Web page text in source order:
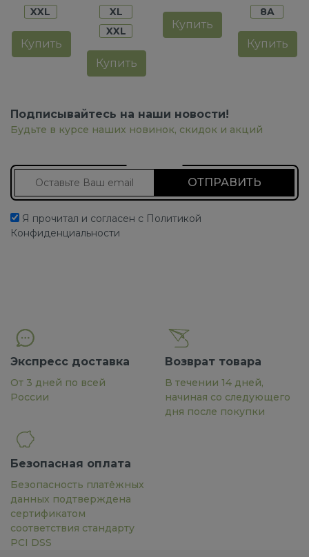
XXL
Купить
XL
XXL
Купить
Купить
8A
Купить
Подписывайтесь на наши новости!
Будьте в курсе наших новинок, скидок и акций
Я прочитал и согласен с Политикой
Конфиденциальности
Экспресс доставка
От 3 дней по всей
России
Возврат товара
В течении 14 дней,
начиная со следующего
дня после покупки
Безопасная оплата
Безопасность платёжных
данных подтверждена
сертификатом
соответствия стандарту
PCI DSS